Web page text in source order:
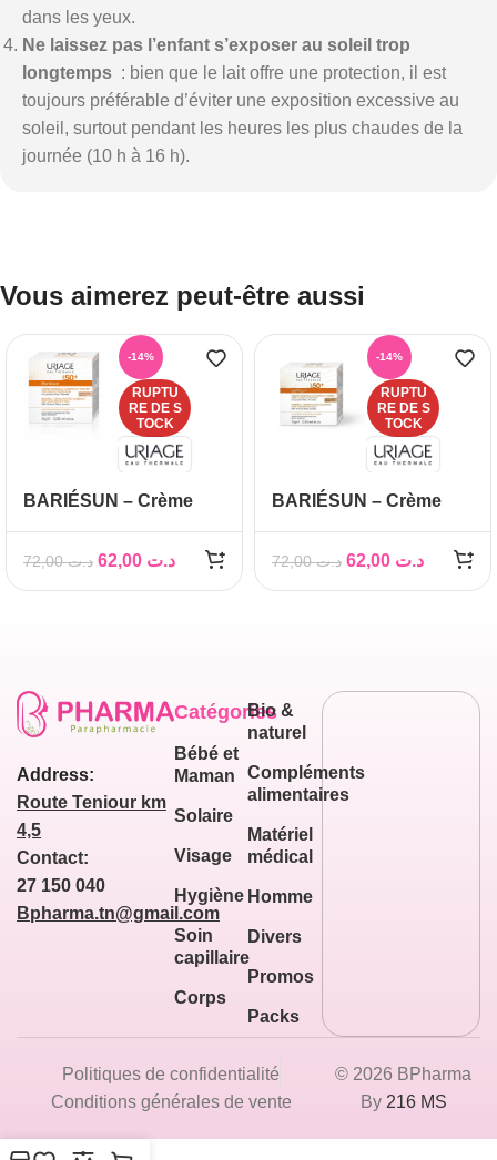
dans les yeux.
Ne laissez pas l’enfant s’exposer au soleil trop
longtemps : bien que le lait offre une protection, il est
toujours préférable d’éviter une exposition excessive au
soleil, surtout pendant les heures les plus chaudes de la
journée (10 h à 16 h).
Vous aimerez peut-être aussi
-14%
RUPTU
RE DE S
TOCK
BARIÉSUN – Crème
Teintée Claire SPF50+
د.ت72,00 د.ت
-14%
RUPTU
RE DE S
TOCK
BARIÉSUN – Crème
Teintée Dorée SPF50+
د.ت72,00 د.ت
Address:
Route Teniour km
4,5
Contact:
27 150 040
Bpharma.tn@gmail.com
Catégories
Bébé et
Maman
Solaire
Visage
Hygiène
Soin
capillaire
Corps
Bio &
naturel
Compléments
alimentaires
Matériel
médical
Homme
Divers
Promos
Packs
© 2026 BPharma
By 216 MS
Politiques de confidentialité
Conditions générales de vente